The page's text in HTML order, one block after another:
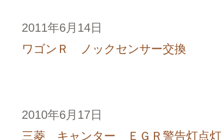
2011年6月14日
ワゴンＲ ノックセンサー交換
2010年6月17日
三菱 キャンター ＥＧＲ警告灯点灯